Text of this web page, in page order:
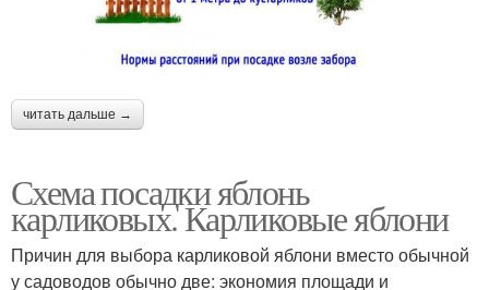
читать дальше →
Схема посадки яблонь
карликовых. Карликовые яблони
Причин для выбора карликовой яблони вместо обычной
у садоводов обычно две: экономия площади и